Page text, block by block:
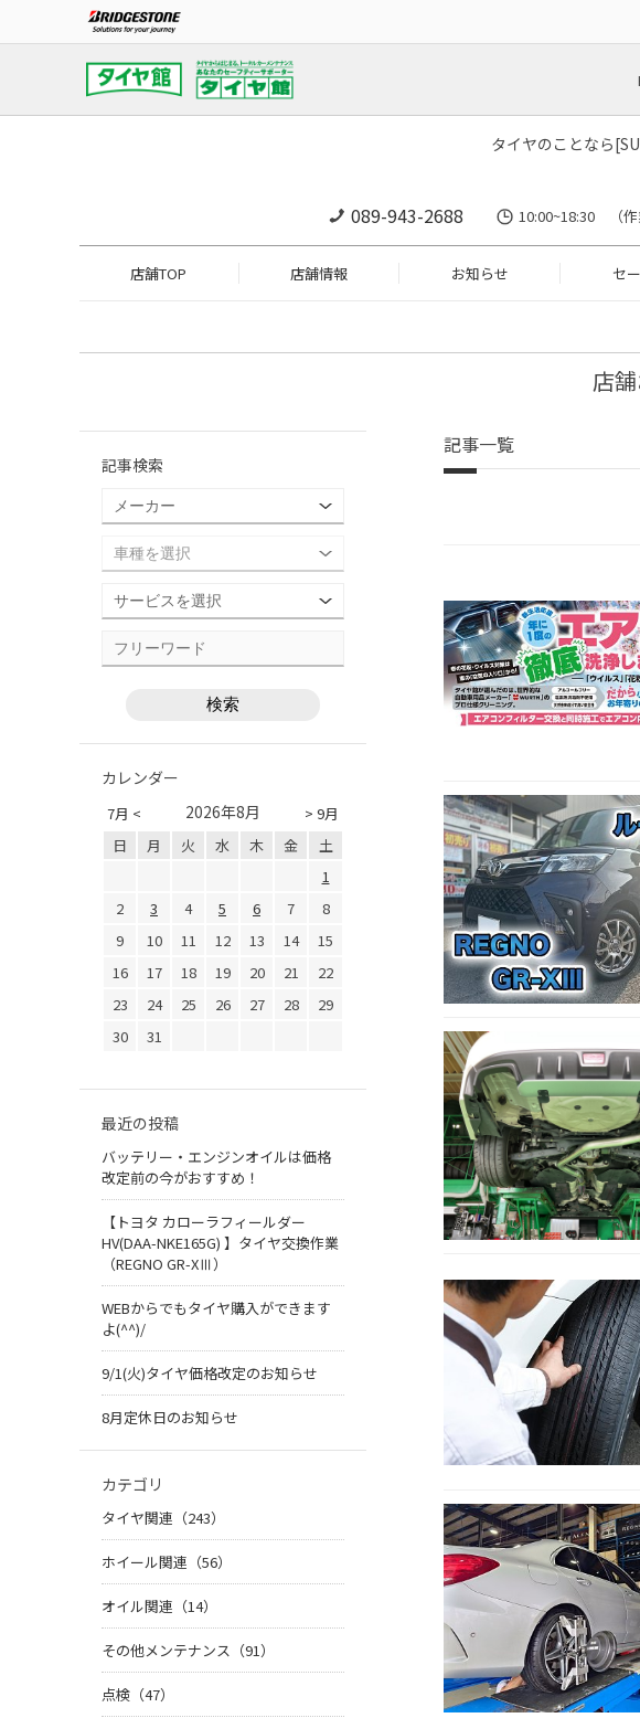
タイヤのことなら
089-943-2688 10:00~18:30 （作
店舗TOP 店舗情報 お知らせ セ
店
記事一覧
記事検索
カレンダー
7月 < > 9月
2026年8月
日 月 火 水 木 金
土
1
2
3 4 5 6 7
8
9
10 11 12 13 14
15
16
17 18 19 20 21
22
23
24 25 26 27 28
29
30
31
最近の投稿
バッテリー・エンジンオイルは価格
改定前の今がおすすめ！
【トヨタ カローラフィールダー
HV(DAA-NKE165G) 】タイヤ交換作業
（REGNO GR-XⅢ）
WEBからでもタイヤ購入ができます
よ(^^)/
9/1(火)タイヤ価格改定のお知らせ
8月定休日のお知らせ
カテゴリ
タイヤ関連（243）
ホイール関連（56）
オイル関連（14）
その他メンテナンス（91）
点検（47）